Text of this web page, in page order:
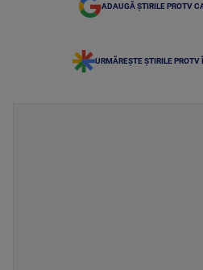
ADAUGĂ ȘTIRILE PROTV
URMĂREȘTE ȘTIRILE PROTV